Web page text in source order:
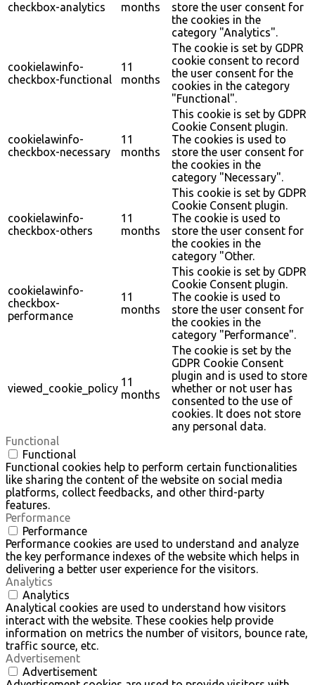
checkbox-analytics
months
store the user consent for
the cookies in the
category "Analytics".
cookielawinfo-
checkbox-functional
11
months
The cookie is set by GDPR
cookie consent to record
the user consent for the
cookies in the category
"Functional".
cookielawinfo-
checkbox-necessary
11
months
This cookie is set by GDPR
Cookie Consent plugin.
The cookies is used to
store the user consent for
the cookies in the
category "Necessary".
cookielawinfo-
checkbox-others
11
months
This cookie is set by GDPR
Cookie Consent plugin.
The cookie is used to
store the user consent for
the cookies in the
category "Other.
cookielawinfo-
checkbox-
performance
11
months
This cookie is set by GDPR
Cookie Consent plugin.
The cookie is used to
store the user consent for
the cookies in the
category "Performance".
viewed_cookie_policy 11
months
The cookie is set by the
GDPR Cookie Consent
plugin and is used to store
whether or not user has
consented to the use of
cookies. It does not store
any personal data.
Functional
Functional
Functional cookies help to perform certain functionalities
like sharing the content of the website on social media
platforms, collect feedbacks, and other third-party
features.
Performance
Performance
Performance cookies are used to understand and analyze
the key performance indexes of the website which helps in
delivering a better user experience for the visitors.
Analytics
Analytics
Analytical cookies are used to understand how visitors
interact with the website. These cookies help provide
information on metrics the number of visitors, bounce rate,
traffic source, etc.
Advertisement
Advertisement